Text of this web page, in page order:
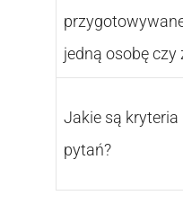
jedną osobę czy
Jakie są kryteria
pytań?